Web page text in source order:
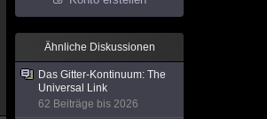
Ähnliche Diskussionen
​Das Gitter-Kontinuum: The
Universal Link
62 Beiträge bis 2026